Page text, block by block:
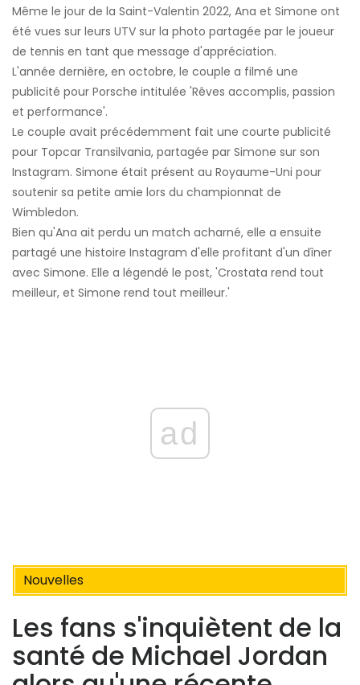
Même le jour de la Saint-Valentin 2022, Ana et Simone ont
été vues sur leurs UTV sur la photo partagée par le joueur
de tennis en tant que message d'appréciation.
L'année dernière, en octobre, le couple a filmé une
publicité pour Porsche intitulée 'Rêves accomplis, passion
et performance'.
Le couple avait précédemment fait une courte publicité
pour Topcar Transilvania, partagée par Simone sur son
Instagram. Simone était présent au Royaume-Uni pour
soutenir sa petite amie lors du championnat de
Wimbledon.
Bien qu'Ana ait perdu un match acharné, elle a ensuite
partagé une histoire Instagram d'elle profitant d'un dîner
avec Simone. Elle a légendé le post, 'Crostata rend tout
meilleur, et Simone rend tout meilleur.'
ad
Nouvelles
Les fans s'inquiètent de la
santé de Michael Jordan